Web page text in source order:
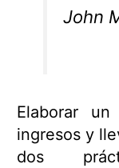
John
Elaborar un
ingresos y
dos